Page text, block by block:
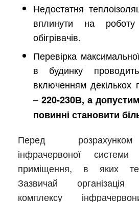
Недостатня
вплинути на роботу
обігрівачів.
Перевірка
в будинку
включенням декількох
– 220-230В, а
повинні становити
Перед
інфрачервоної
приміщення, в яких
Зазвичай організація
комплексу